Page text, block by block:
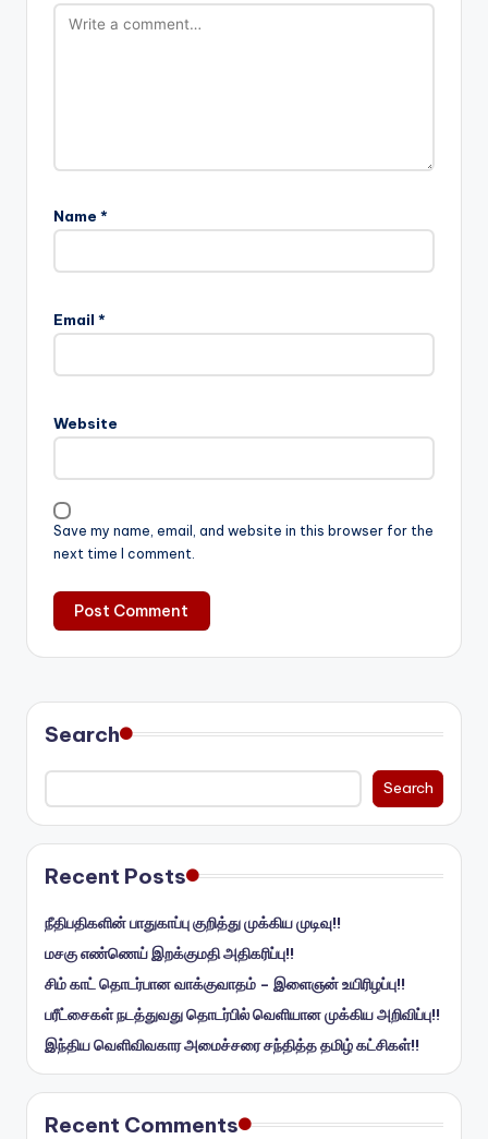
Name *
Email *
Website
Save my name, email, and website in this browser for the
next time I comment.
Search
Search
Recent Posts
நீதிபதிகளின் பாதுகாப்பு குறித்து முக்கிய முடிவு!!
மசகு எண்ணெய் இறக்குமதி அதிகரிப்பு!!
சிம் காட் தொடர்பான வாக்குவாதம் – இளைஞன் உயிரிழப்பு!!
பரீட்சைகள் நடத்துவது தொடர்பில் வெளியான முக்கிய அறிவிப்பு!!
இந்திய வெளிவிவகார அமைச்சரை சந்தித்த தமிழ் கட்சிகள்!!
Recent Comments